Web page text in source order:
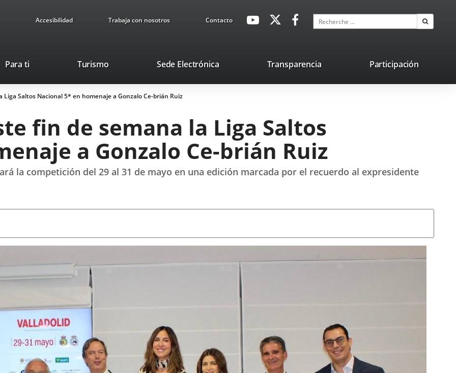
Accesibilidad Trabaja con nosotros ContactoavaHeaderSocial
Enlace
externa.
Enlace
aplicación
externa.
Enlace
aplicación
externa.
Recherche
Para ti TurismoEste
se
abrirá
ventana
nueva.
Sede ElectrónicaEnlace
una
Transparencia Participación
Liga Saltos Nacional 5* en homenaje a Gonzalo Ce-brián Ruiz
fin de semana la Liga Saltos
a Gonzalo Ce-brián Ruiz
la competición del 29 al 31 de mayo en una edición marcada por el recuerdo al expresidente